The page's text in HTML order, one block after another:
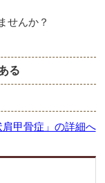
る
甲骨症」の詳細へ